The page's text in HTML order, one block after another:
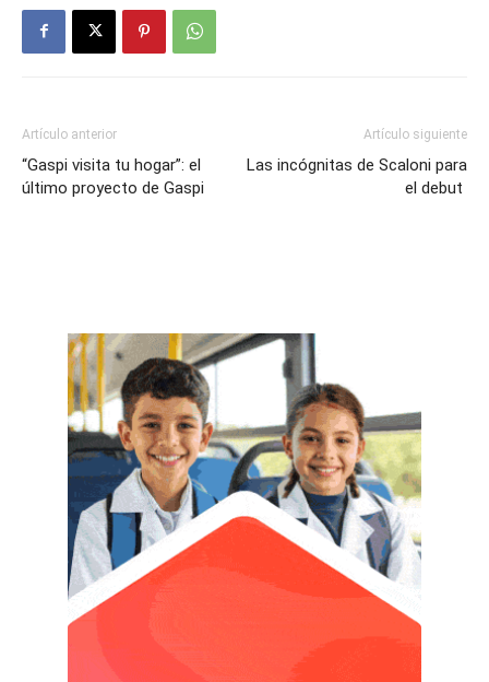
Artículo anterior
“Gaspi visita tu hogar”: el
último proyecto de Gaspi
Artículo siguiente
Las incógnitas de Scaloni para
el debut